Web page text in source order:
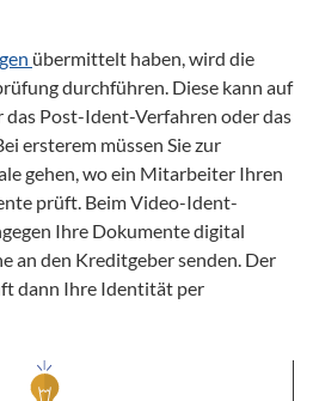
übermittelt haben, wird die
durchführen. Diese kann auf
Post-Ident-Verfahren oder das
ersterem müssen Sie zur
gehen, wo ein Mitarbeiter Ihren
prüft. Beim Video-Ident-
Ihre Dokumente digital
an den Kreditgeber senden. Der
dann Ihre Identität per